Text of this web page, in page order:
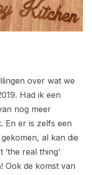
over wat we
Had ik een
nog meer
En er is zelfs een
al kan die
real thing’
Ook de komst van